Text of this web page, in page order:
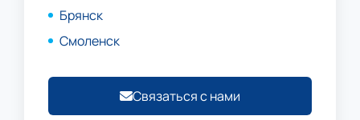
Брянск
Смоленск
Связаться с нами